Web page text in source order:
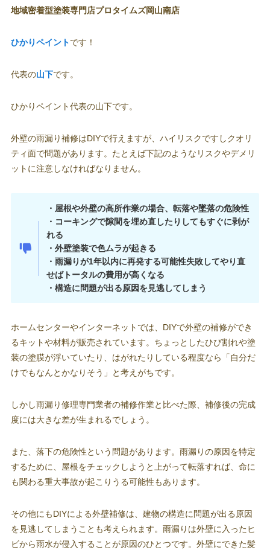
地域密着型塗装専門店プロタイムズ岡山南店
ひかりペイントです！
代表の山下です。
ひかりペイント代表の山下です。
外壁の雨漏り補修はDIYで行えますが、ハイリスクですしクオリ
ティ面で問題があります。たとえば下記のようなリスクやデメリ
ットに注意しなければなりません。
・屋根や外壁の高所作業の場合、転落や墜落の危険性
・コーキングで隙間を埋め直したりしてもすぐに剥が
れる
・外壁塗装で色ムラが起きる
・雨漏りが1年以内に再発する可能性失敗してやり直
せばトータルの費用が高くなる
・構造に問題が出る原因を見逃してしまう
ホームセンターやインターネットでは、DIYで外壁の補修ができ
るキットや材料が販売されています。ちょっとしたひび割れや塗
装の塗膜が浮いていたり、はがれたりしている程度なら「自分だ
けでもなんとかなりそう」と考えがちです。
しかし雨漏り修理専門業者の補修作業と比べた際、補修後の完成
度には大きな差が生まれるでしょう。
また、落下の危険性という問題があります。雨漏りの原因を特定
するために、屋根をチェックしようと上がって転落すれば、命に
も関わる重大事故が起こりうる可能性もあります。
その他にもDIYによる外壁補修は、建物の構造に問題が出る原因
を見逃してしまうことも考えられます。雨漏りは外壁に入ったヒ
ビから雨水が侵入することが原因のひとつです。外壁にできた髪